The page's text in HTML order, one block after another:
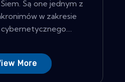
Siem. Są one jednym z
w zakresie
More